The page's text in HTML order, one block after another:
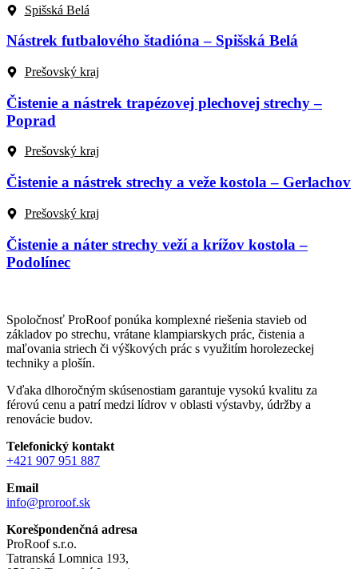
Spišská Belá
Nástrek futbalového štadióna – Spišská Belá
Prešovský kraj
Čistenie a nástrek trapézovej plechovej strechy –
Poprad
Prešovský kraj
Čistenie a nástrek strechy a veže kostola – Gerlachov
Prešovský kraj
Čistenie a náter strechy veží a krížov kostola –
Podolínec
Spoločnosť ProRoof ponúka komplexné riešenia stavieb od
základov po strechu, vrátane klampiarskych prác, čistenia a
maľovania striech či výškových prác s využitím horolezeckej
techniky a plošín.
Vďaka dlhoročným skúsenostiam garantuje vysokú kvalitu za
férovú cenu a patrí medzi lídrov v oblasti výstavby, údržby a
renovácie budov.
Telefonický kontakt
+421 907 951 887
Email
info@proroof.sk
Korešpondenčná adresa
ProRoof s.r.o.
Tatranská Lomnica 193,